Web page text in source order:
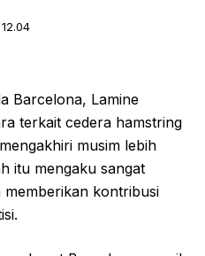
Barcelona, Lamine
terkait cedera hamstring
musim lebih
itu mengaku sangat
kontribusi